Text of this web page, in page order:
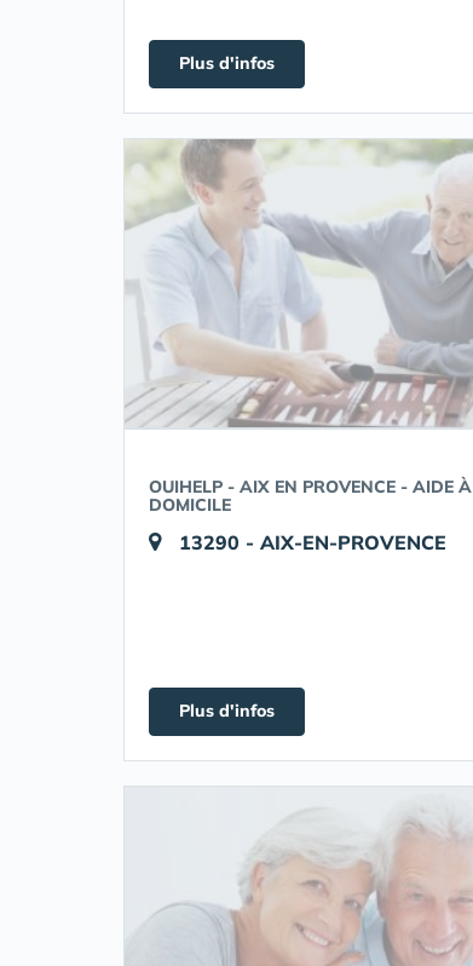
Plus d'infos
OUIHELP - AIX EN PROVENCE - AIDE À
DOMICILE
13290 - AIX-EN-PROVENCE
Plus d'infos